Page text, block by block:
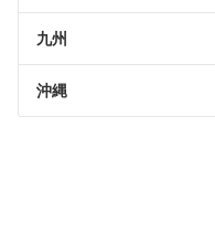
九州
沖縄